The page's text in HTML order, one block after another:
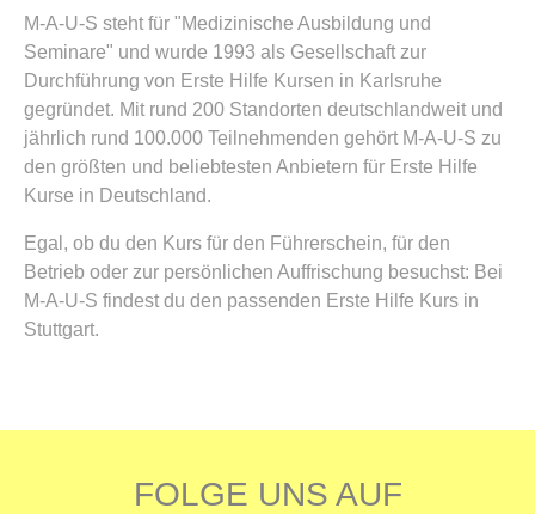
M-A-U-S steht für "Medizinische Ausbildung und
Seminare" und wurde 1993 als Gesellschaft zur
Durchführung von Erste Hilfe Kursen in Karlsruhe
gegründet. Mit rund 200 Standorten deutschlandweit und
jährlich rund 100.000 Teilnehmenden gehört M-A-U-S zu
den größten und beliebtesten Anbietern für Erste Hilfe
Kurse in Deutschland.
Egal, ob du den Kurs für den Führerschein, für den
Betrieb oder zur persönlichen Auffrischung besuchst: Bei
M-A-U-S findest du den passenden Erste Hilfe Kurs in
Stuttgart.
FOLGE UNS AUF